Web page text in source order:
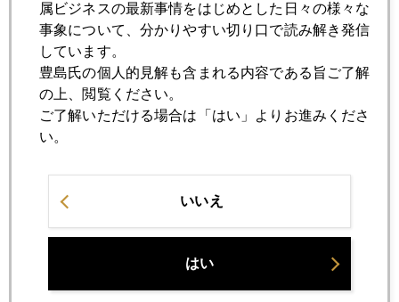
それにしても、イエレンさん（６７歳）は、小柄な女性だけ
ど、凄いパワーを感じます。大男の上院議員８名くらいに囲
まれ、被告席みたいなところに座らされ、次から次へ、２時
間も難しい質問に丁寧に答えてゆく。国会議員には経済に疎
い人たちも多いから、アホな質問も出るのだけど、忍耐強く
説明している。偉い！彼女の英語はブルックリン訛り。ガイ
ドをゴイドみたいな発音します。６７歳で、あれだけ頭脳明
2014年
1月 2月 3月 4月 5月 6月
属ビジネスの最新事情をはじめとした日々の様々な
事象について、分かりやすい切り口で読み解き発信
しています。
豊島氏の個人的見解も含まれる内容である旨ご了解
の上、閲覧ください。
ご了解いただける場合は「はい」よりお進みくださ
い。
いいえ
はい